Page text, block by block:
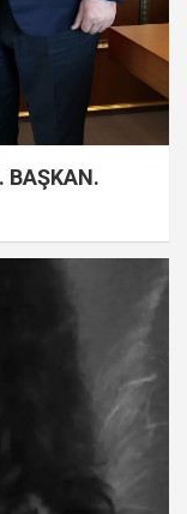
BAŞKAN.